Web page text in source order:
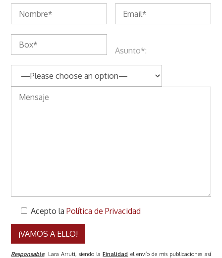
Asunto*:
Acepto laPolítica de Privacidad
Responsable: Lara Arruti, siendo laFinalidad el envío de mis publicaciones así